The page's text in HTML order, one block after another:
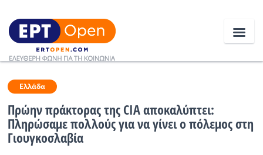
Ειδήσεις
Ελλάδα
Ελλάδα
Πρώην πράκτορας της CIA αποκαλύπτει:
Πληρώσαμε πολλούς για να γίνει ο πόλεμος στη
Γιουγκοσλαβία